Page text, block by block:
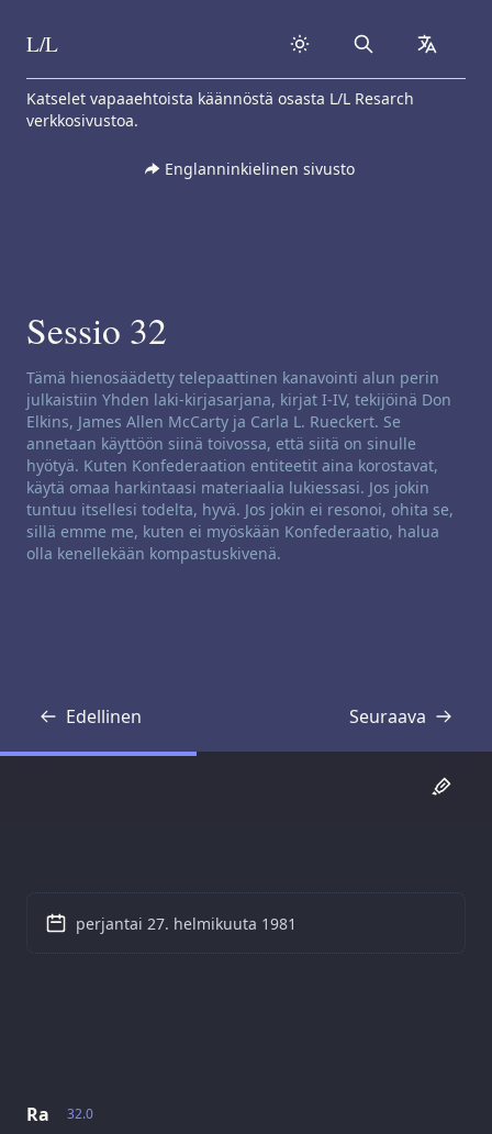
Skip to content
L/L Search
Katselet vapaaehtoista käännöstä osasta L/L Resarch
verkkosivustoa.
Englanninkielinen sivusto
Sessio 32
Kanavoinnin vastuuvapausilmoitus:
Tämä hienosäädetty telepaattinen kanavointi alun perin
julkaistiin Yhden laki-kirjasarjana, kirjat I-IV, tekijöinä Don
Elkins, James Allen McCarty ja Carla L. Rueckert. Se
annetaan käyttöön siinä toivossa, että siitä on sinulle
hyötyä. Kuten Konfederaation entiteetit aina korostavat,
käytä omaa harkintaasi materiaalia lukiessasi. Jos jokin
tuntuu itsellesi todelta, hyvä. Jos jokin ei resonoi, ohita se,
sillä emme me, kuten ei myöskään Konfederaatio, halua
olla kenellekään kompastuskivenä.
Edellinen
Transkriptio Seuraava
Transkriptio
32.0
Ra
perjantai 27. helmikuuta 1981